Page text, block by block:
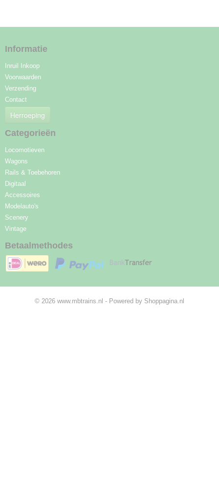
Informatie
Inruil Inkoop
Voorwaarden
Verzending
Contact
Herroeping
Categorieën
Locomotieven
Wagons
Rails & Toebehoren
Digitaal
Accessoires
Modelauto's
Scenery
Vintage
Betaalmethodes
© 2026 www.mbtrains.nl - Powered by Shoppagina.nl